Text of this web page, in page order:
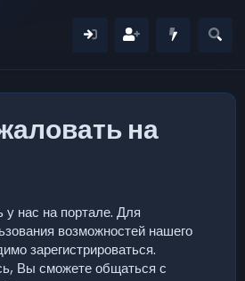
на
нас на портале. Для
возможностей нашего
зарегистрироваться.
Вы сможете общаться с